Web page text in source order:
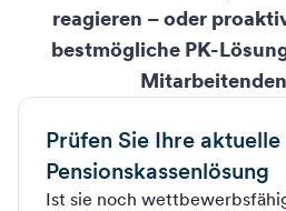
reagieren – oder
bestmögliche PK-
Prüfen Sie Ihre aktuelle
Pensionskassenlösung
Ist sie noch